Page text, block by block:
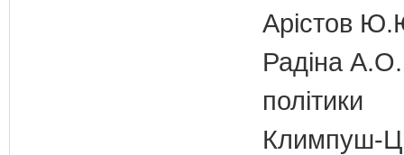
Арістов
Радіна А.О.
політики
Климпуш-